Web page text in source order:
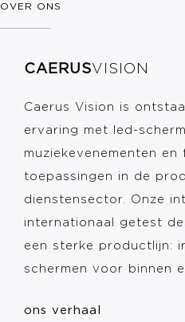
OVER ONS
CAERUSVISION
Caerus Vision is
ervaring met led-
muziekevenementen
toepassingen in de
dienstensector. Onze
internationaal getest
een sterke productlijn:
schermen voor binnen
ons verhaal